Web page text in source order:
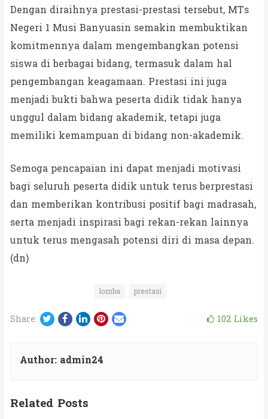
Dengan diraihnya prestasi-prestasi tersebut, MTs
Negeri 1 Musi Banyuasin semakin membuktikan
komitmennya dalam mengembangkan potensi
siswa di berbagai bidang, termasuk dalam hal
pengembangan keagamaan. Prestasi ini juga
menjadi bukti bahwa peserta didik tidak hanya
unggul dalam bidang akademik, tetapi juga
memiliki kemampuan di bidang non-akademik.
Semoga pencapaian ini dapat menjadi motivasi
bagi seluruh peserta didik untuk terus berprestasi
dan memberikan kontribusi positif bagi madrasah,
serta menjadi inspirasi bagi rekan-rekan lainnya
untuk terus mengasah potensi diri di masa depan.
(dn)
lomba prestasi
Share: Twitter
Facebook
LinkedIn
Pinterest
Email 102 Likes
Author: admin24
Related Posts